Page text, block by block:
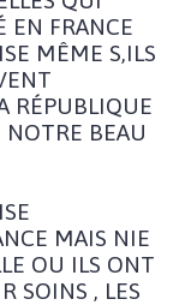
EN FRANCE
MÊME S,ILS
RÉPUBLIQUE
NOTRE BEAU
MAIS NIE
OU ILS ONT
SOINS , LES